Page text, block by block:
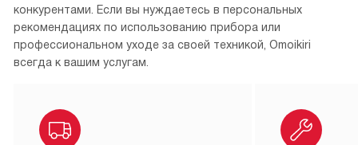
конкурентами. Если вы нуждаетесь в персональных
рекомендациях по использованию прибора или
профессиональном уходе за своей техникой, Omoikiri
всегда к вашим услугам.